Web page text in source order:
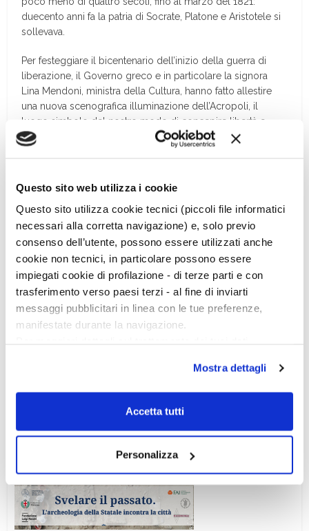
Questo sito web utilizza i cookie
Questo sito utilizza cookie tecnici (piccoli file informatici
necessari alla corretta navigazione) e, solo previo
consenso dell’utente, possono essere utilizzati anche
cookie non tecnici, in particolare possono essere
impiegati cookie di profilazione - di terze parti e con
trasferimento verso paesi terzi - al fine di inviarti
messaggi pubblicitari in linea con le tue preferenze,
manifestate durante la navigazione.
scelte privacy sui cookie, ti invitiamo a prendere visione
dell’informativa cookie.
Chiudendo il banner tramite la “X” prosegui la
dei soli cookie tecnici. Selezionando “Accetta tutti” presti
il tuo consenso alla profilazione che potrai revocare in
ogni momentoRevoca
Mostra dettagli
Accetta tutti
Personalizza
duecento anni fa la patria di Socrate, Platone e Aristotele si
sollevava.
Per festeggiare il bicentenario dell’inizio della guerra di
liberazione, il Governo greco e in particolare la signora
Lina Mendoni, ministra della Cultura, hanno fatto allestire
una nuova scenografica illuminazione dell’Acropoli, il
luogo simbolo del nostro modo di concepire libertà e
democrazia, l’unico luogo al mondo dove convivono – ha
ricordato la ministra – «bellezza, spirito e coraggio».
Ciclo di conferenze